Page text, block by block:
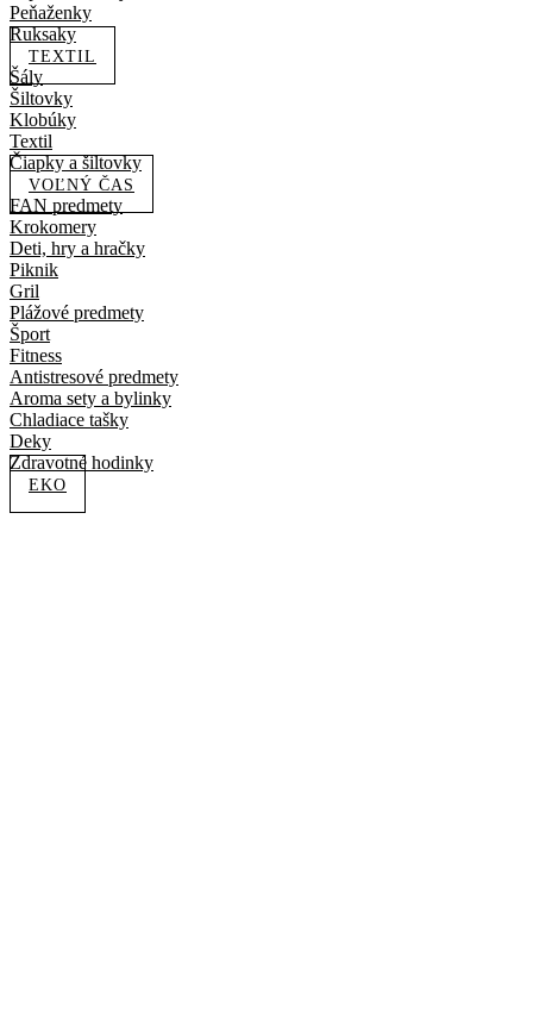
Peňaženky
Ruksaky
TEXTIL
Šály
Šiltovky
Klobúky
Textil
Čiapky a šiltovky
VOĽNÝ ČAS
FAN predmety
Krokomery
Deti, hry a hračky
Piknik
Gril
Plážové predmety
Šport
Fitness
Antistresové predmety
Aroma sety a bylinky
Chladiace tašky
Deky
Zdravotné hodinky
EKO